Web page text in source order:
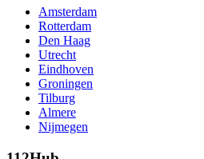
Amsterdam
Rotterdam
Den Haag
Utrecht
Eindhoven
Groningen
Tilburg
Almere
Nijmegen